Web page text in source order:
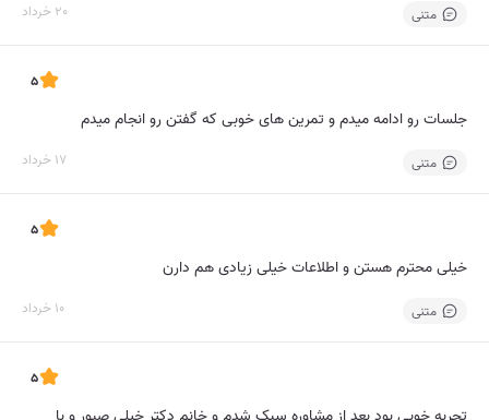
متنی 20 خرداد
5
جلسات رو ادامه میدم و تمرین های خوبی که گفتن رو انجام میدم
متنی 17 خرداد
5
خیلی محترم هستن و اطلاعات خیلی زیادی هم دارن
متنی 10 خرداد
5